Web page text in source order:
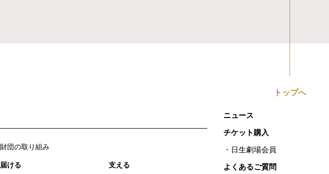
トップへ
財団の取り組み
届ける 支える
ニュース
チケット購入
日生劇場会員
よくあるご質問